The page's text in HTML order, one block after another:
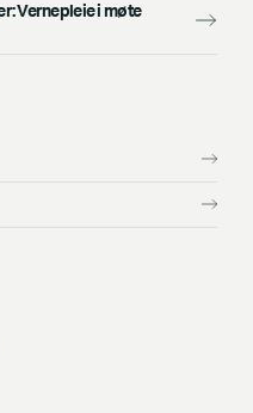
Vernepleie i møte